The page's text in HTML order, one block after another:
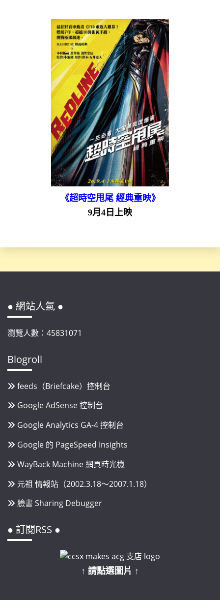
《超時空甩尾 經典重映》
9月4日上映
● 網站人氣 ●
瀏覽人數：45831071
Blogroll
feeds（Briefcake）控制台
Google AdSense 控制台
Google Analytics GA-4 控制台
Google 的 PageSpeed Insights
WayBack Machine 網頁時光機
元祖 情報站（2002.3.18～2007.1.18）
臉書 Sharing Debugger
● 訂閱RSS ●
↑ 請點選圖片 ↑